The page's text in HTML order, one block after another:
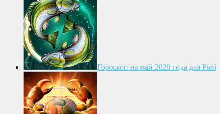
Гороскоп на май 2020 года для Рыб